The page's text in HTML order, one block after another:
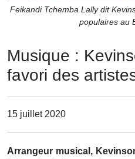
Feikandi Tchemba Lally dit
populaires au
Musique :
favori des
15 juillet 2020
Arrangeur musical,